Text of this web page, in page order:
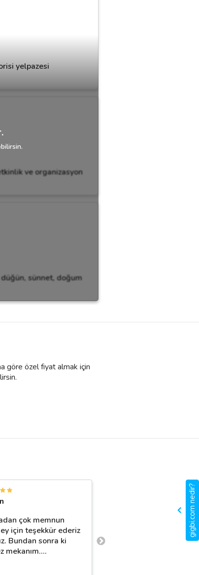
yelpazesi
ve organizasyon
düğün, sünnet, doğum
göre özel fiyat almak için
çok memnun
için teşekkür ederiz
Bundan sonra ki
mekanım.…
Oğlumun doğum
game cafe de kutladım.
Yiyecekler, konsept,
gigbi.com nedir?